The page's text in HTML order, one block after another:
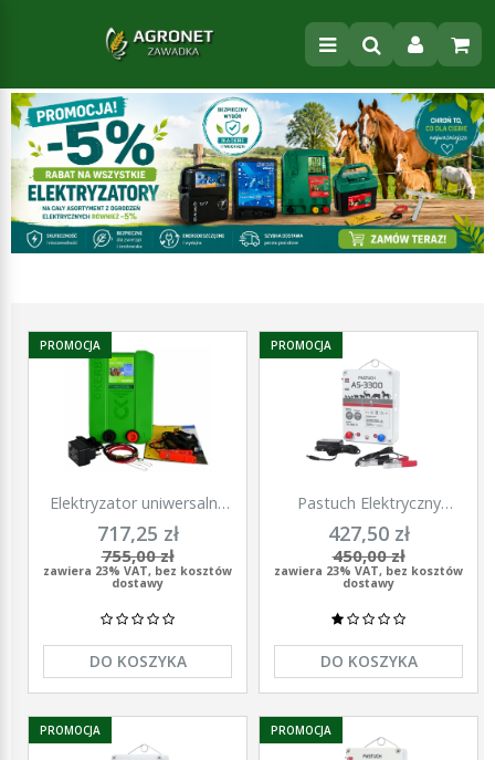
Elektryzator uniwersalny
TITAN DUO 3000, dla
koni, bydła, owiec i kóz,
2,0 J, Kerbl
717,25 zł
755,00 zł
zawiera 23% VAT, bez kosztów
dostawy
DO KOSZYKA
PROMOCJA
Pastuch Elektryczny
Elektryzator uniwersalny
Pomelac AS-3300 3,3 Jula
427,50 zł
450,00 zł
zawiera 23% VAT, bez kosztów
dostawy
DO KOSZYKA
PROMOCJA
PROMOCJA PROMOCJA